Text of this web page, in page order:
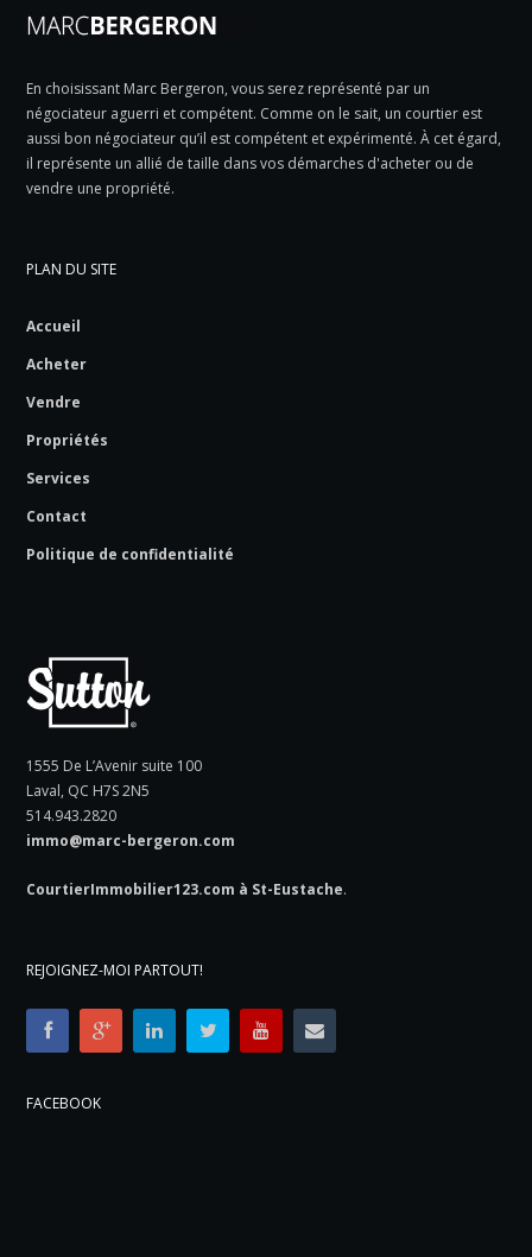
En choisissant Marc Bergeron, vous serez représenté par un
négociateur aguerri et compétent. Comme on le sait, un courtier est
aussi bon négociateur qu’il est compétent et expérimenté. À cet égard,
il représente un allié de taille dans vos démarches d'acheter ou de
vendre une propriété.
PLAN DU SITE
Accueil
Acheter
Vendre
Propriétés
Services
Contact
Politique de confidentialité
1555 De L’Avenir suite 100
Laval, QC H7S 2N5
514.943.2820
immo@marc-bergeron.com
CourtierImmobilier123.com à St-Eustache.
REJOIGNEZ-MOI PARTOUT!
FACEBOOK